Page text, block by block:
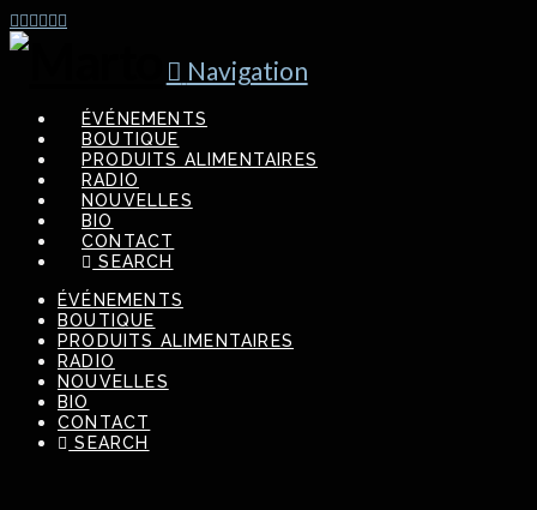
Navigation
ÉVÉNEMENTS
BOUTIQUE
PRODUITS ALIMENTAIRES
RADIO
NOUVELLES
BIO
CONTACT
SEARCH
ÉVÉNEMENTS
BOUTIQUE
PRODUITS ALIMENTAIRES
RADIO
NOUVELLES
BIO
CONTACT
SEARCH